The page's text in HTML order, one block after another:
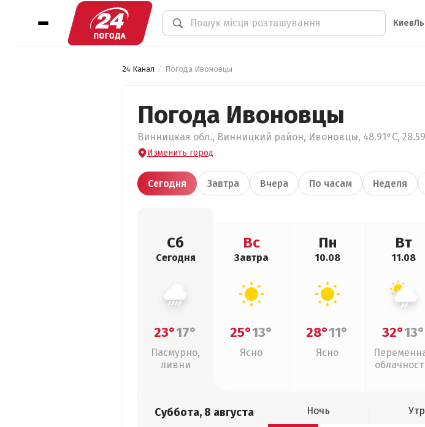
Киев
24 Канал Погода Ивоновцы
Погода Ивоновцы
Винницкая обл., Винницкий район, Ивоновцы, 48.91°С,
Изменить город
Сегодня Завтра Вчера По часам Неделя
Сб
Сегодня
23°17°
Пасмурно,
ливни
Вс
Завтра
25°13°
Ясно
Пн
10.08
28°11°
Ясно
Вт
11.08
32°13°
Суббота, 8 августа Ночь